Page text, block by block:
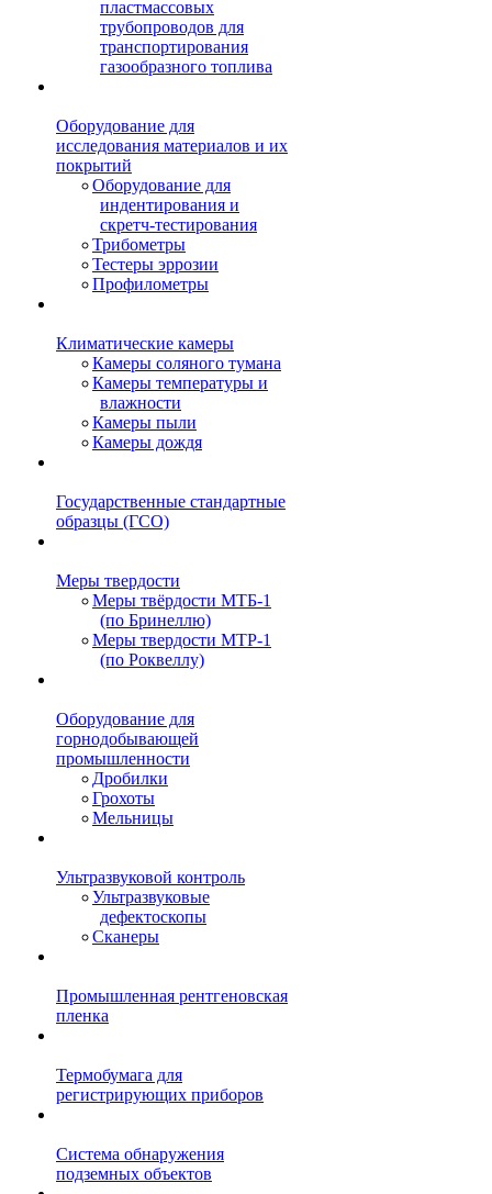
пластмассовых
трубопроводов для
транспортирования
газообразного топлива
Оборудование для
исследования материалов и их
покрытий
Оборудование для
индентирования и
скретч-тестирования
Трибометры
Тестеры эррозии
Профилометры
Климатические камеры
Камеры соляного тумана
Камеры температуры и
влажности
Камеры пыли
Камеры дождя
Государственные стандартные
образцы (ГСО)
Меры твердости
Меры твёрдости МТБ-1
(по Бринеллю)
Меры твердости МТР-1
(по Роквеллу)
Оборудование для
горнодобывающей
промышленности
Дробилки
Грохоты
Мельницы
Ультразвуковой контроль
Ультразвуковые
дефектоскопы
Сканеры
Промышленная рентгеновская
пленка
Термобумага для
регистрирующих приборов
Система обнаружения
подземных объектов